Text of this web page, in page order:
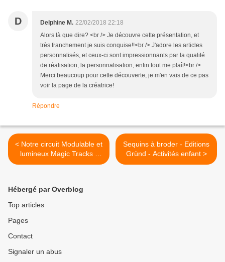
D Delphine M. 22/02/2018 22:18
Alors là que dire? <br /> Je découvre cette présentation, et
très franchement je suis conquise!!<br /> J'adore les articles
personnalisés, et ceux-ci sont impressionnants par la qualité
de réalisation, la personnalisation, enfin tout me plaît!<br />
Merci beaucoup pour cette découverte, je m'en vais de ce pas
voir la page de la créatrice!
Répondre
< Notre circuit Modulable et
lumineux Magic Tracks -
LGNBWORLD
Sequins à broder - Editions
Gründ - Activités enfant >
Hébergé par Overblog
Top articles
Pages
Contact
Signaler un abus